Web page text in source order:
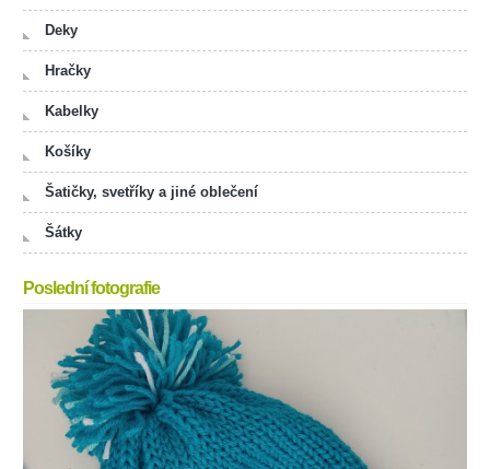
Deky
Hračky
Kabelky
Košíky
Šatičky, svetříky a jiné oblečení
Šátky
Poslední fotografie